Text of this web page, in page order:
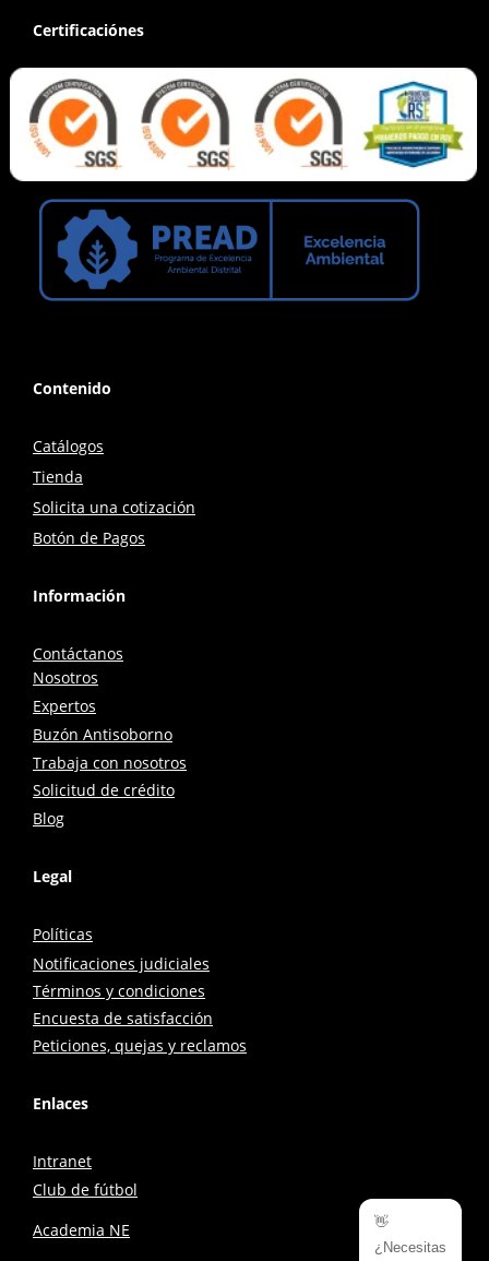
Certificaciónes
Contenido
Catálogos
Tienda
Solicita una cotización
Botón de Pagos
Información
Contáctanos
Nosotros
Expertos
Buzón Antisoborno
Trabaja con nosotros
Solicitud de crédito
Blog
Legal
Políticas
Notificaciones judiciales
Términos y condiciones
Encuesta de satisfacción
Peticiones, quejas y reclamos
Enlaces
Intranet
Club de fútbol
Academia NE
👋
¿Necesitas